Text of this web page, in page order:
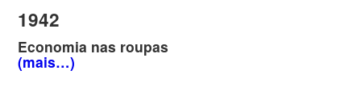
1942
Economia nas roupas
(mais…)